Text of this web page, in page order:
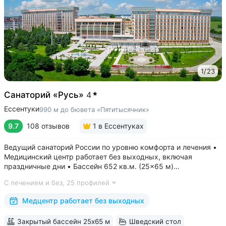
1/23
Санаторий «Русь» 4
Ессентуки990 м до бювета «Пятитысячник»
9.7 108 отзывов 1 в Ессентуках
Ведущий санаторий России по уровню комфорта и лечения •
Медицинский центр работает без выходных, включая
праздничные дни • Бассейн 652 кв.м. (25×65 м)
Глубина от 30 до 180 см, есть отдельная детская зона. Рядом
расположены закрытая терраса...
С лечением и без, 25 профилей
Медцентр работает без выходных
Закрытый бассейн 25х65 м Шведский стол